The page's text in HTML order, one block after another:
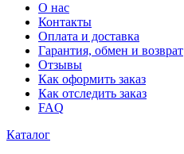
О нас
Контакты
Оплата и доставка
Гарантия, обмен и возврат
Отзывы
Как оформить заказ
Как отследить заказ
FAQ
Каталог